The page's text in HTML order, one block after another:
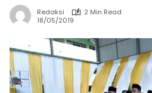
Redaksi
2 Min Read
18/05/2019